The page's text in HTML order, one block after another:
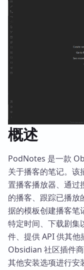
概述
PodNotes 是一款
关于播客的笔记。该
置播客播放器、通过
的播客、跟踪已播放
据的模板创建播客笔
特定时间、下载剧集
件、提供 API 供其
Obsidian 社区插件
其他安装选项进行安